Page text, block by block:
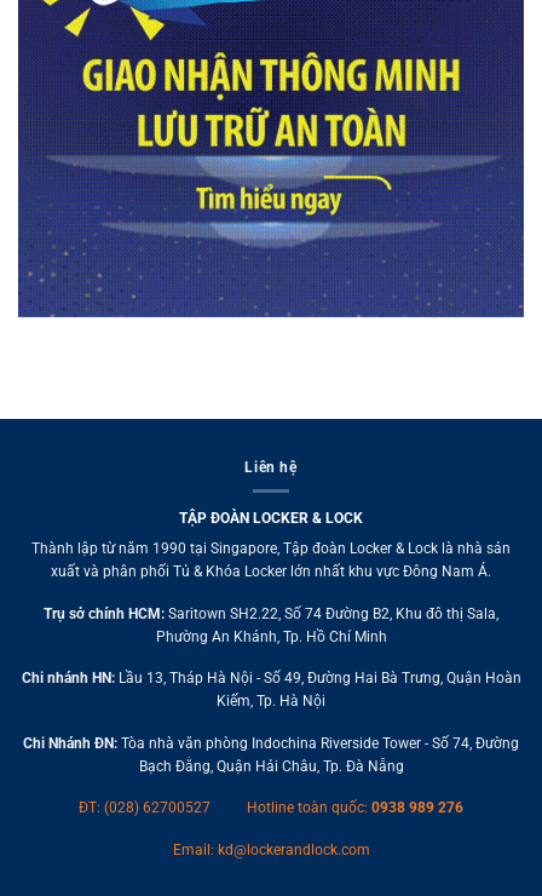
Liên hệ
TẬP ĐOÀN LOCKER & LOCK
Thành lập từ năm 1990 tại Singapore, Tập đoàn Locker & Lock là nhà sản
xuất và phân phối Tủ & Khóa Locker lớn nhất khu vực Đông Nam Á.
Trụ sở chính HCM: Saritown SH2.22, Số 74 Đường B2, Khu đô thị Sala,
Phường An Khánh, Tp. Hồ Chí Minh
Chi nhánh HN:Lầu 13, Tháp Hà Nội - Số 49, Đường Hai Bà Trưng, Quận Hoàn
Kiếm, Tp. Hà Nội
Chi Nhánh ĐN: Tòa nhà văn phòng Indochina Riverside Tower - Số 74, Đường
Bạch Đằng, Quận Hải Châu, Tp. Đà Nẵng
ĐT: (028) 62700527 Hotline toàn quốc: 0938 989 276
Email: kd@lockerandlock.com